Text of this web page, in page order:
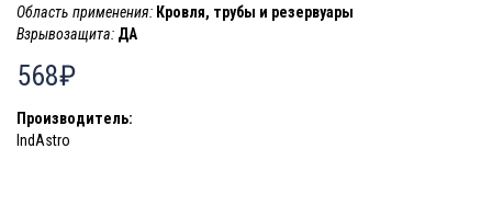
Область применения: Кровля, трубы и резервуары
Взрывозащита: ДА
568₽
Производитель:
IndAstro